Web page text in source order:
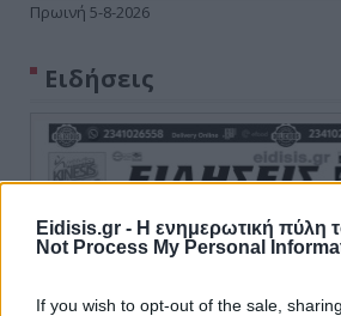
Eidisis.gr - Η ενημερωτική πύλη
Not Process My Personal
If you wish to opt-out of the sale,
Πρωινή 5-8-2026
Ειδήσεις